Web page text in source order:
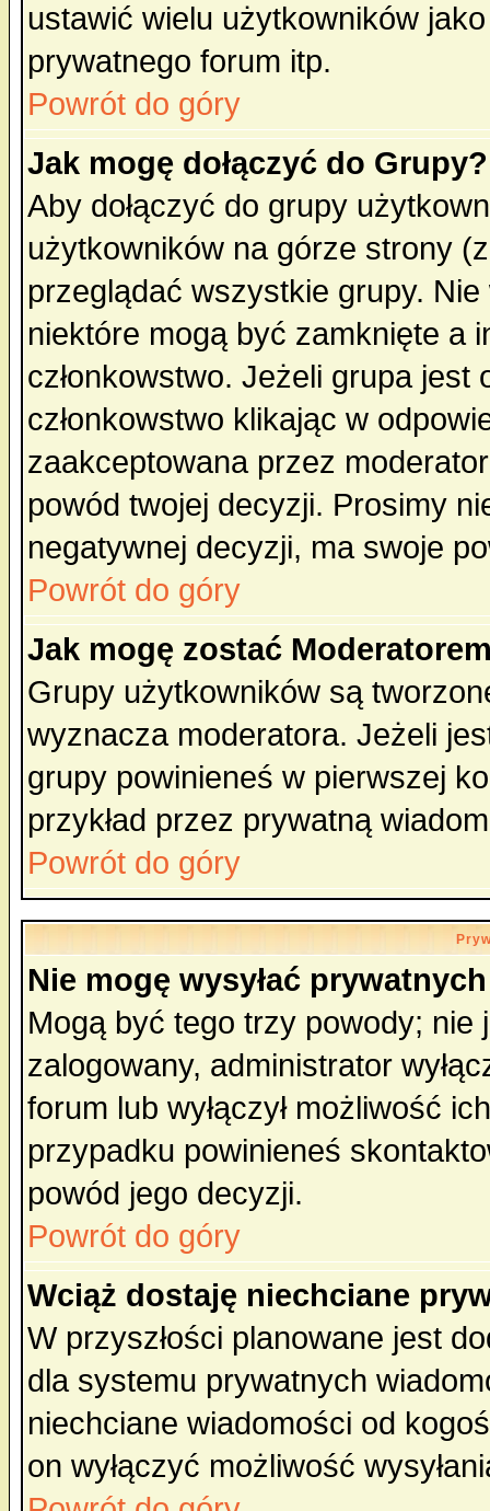
ustawić wielu użytkowników
prywatnego forum itp.
Powrót do góry
Jak mogę dołączyć do Grupy?
Aby dołączyć do grupy
użytkowników na górze strony
przeglądać wszystkie grupy.
niektóre mogą być zamknięte a
członkowstwo. Jeżeli grupa
członkowstwo klikając w
zaakceptowana przez
powód twojej decyzji. Prosimy
negatywnej decyzji, ma swoje
Powrót do góry
Jak mogę zostać
Grupy użytkowników są
wyznacza moderatora. Jeżeli
grupy powinieneś w pierwszej
przykład przez prywatną
Powrót do góry
Nie mogę wysyłać
Mogą być tego trzy powody;
zalogowany, administrator
forum lub wyłączył możliwość
przypadku powinieneś
powód jego decyzji.
Powrót do góry
Wciąż dostaję niechciane
W przyszłości planowane jest
dla systemu prywatnych
niechciane wiadomości od
on wyłączyć możliwość